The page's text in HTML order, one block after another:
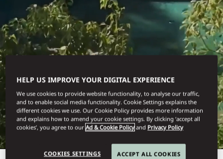
STAY
HELP US IMPROVE YOUR DIGITAL EXPERIENCE
We use cookies to provide website functionality, to analyse our traffic,
and to enable social media functionality. Cookie Settings explains the
different cookies we use. Our Cookie Policy provides more information
and explains how to amend your cookie settings. By clicking ‘accept all
cookies’, you agree to ourAd & Cookie Policy and Privacy Policy
COOKIES SETTINGS ACCEPT ALL COOKIES